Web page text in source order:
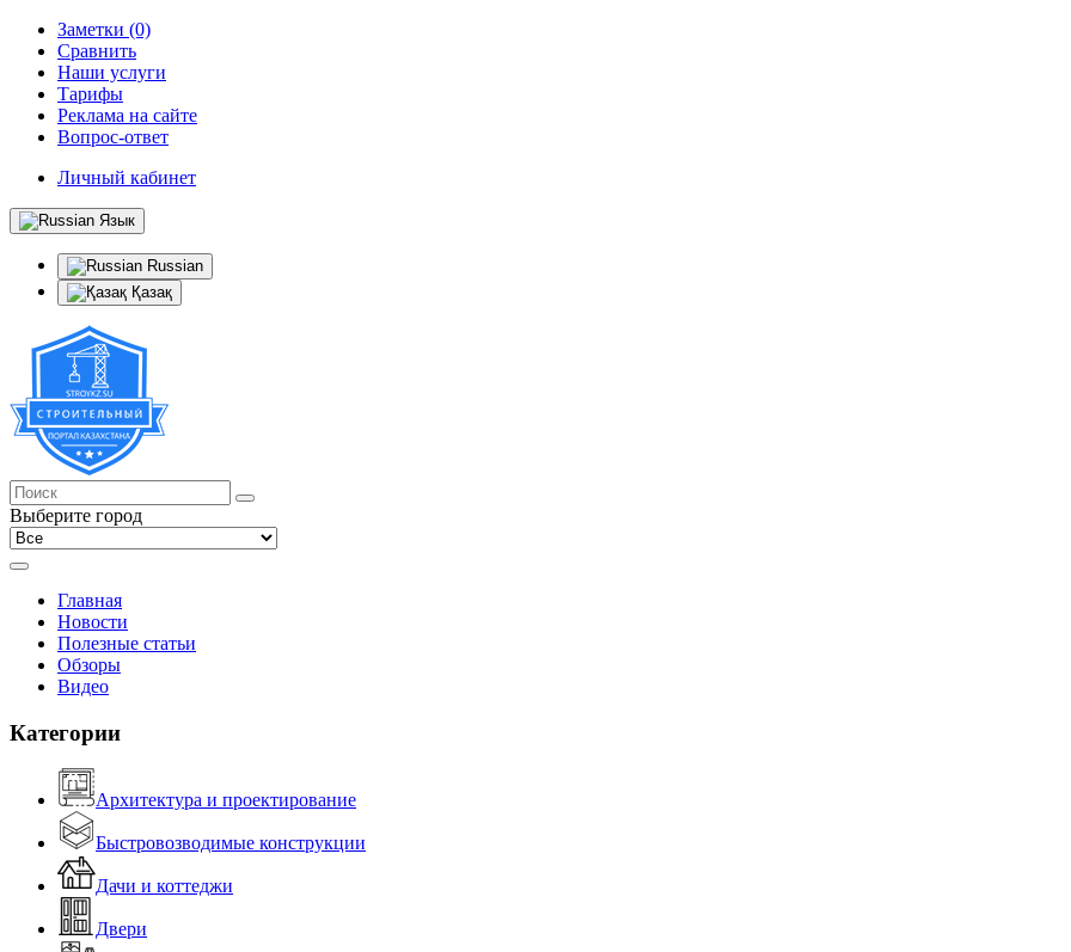
Заметки (0)
Сравнить
Наши услуги
Тарифы
Реклама на сайте
Вопрос-ответ
Личный кабинет
Язык
Russian
Қазақ
Выберите город
Главная
Новости
Полезные статьи
Обзоры
Видео
Категории
Архитектура и проектирование
Быстровозводимые конструкции
Дачи и коттеджи
Двери